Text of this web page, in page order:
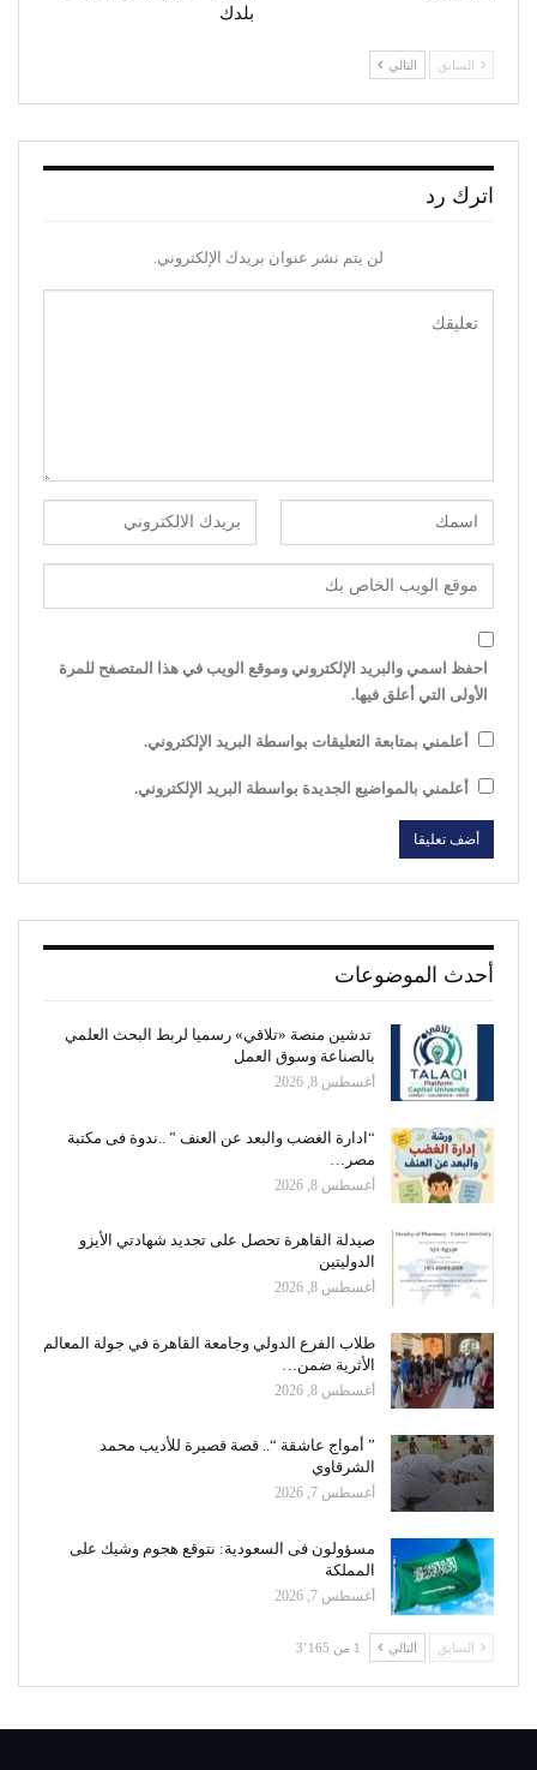
بلدك
السابق التالي
اترك رد
لن يتم نشر عنوان بريدك الإلكتروني.
احفظ اسمي والبريد الإلكتروني وموقع الويب في هذا المتصفح للمرة
الأولى التي أعلق فيها.
أعلمني بمتابعة التعليقات بواسطة البريد الإلكتروني.
أعلمني بالمواضيع الجديدة بواسطة البريد الإلكتروني.
أحدث الموضوعات
تدشين منصة «تلاقي» رسميا لربط البحث العلمي
بالصناعة وسوق العمل
أغسطس 8, 2026
“ادارة الغضب والبعد عن العنف ” ..ندوة فى مكتبة
مصر…
أغسطس 8, 2026
صيدلة القاهرة تحصل على تجديد شهادتي الأيزو
الدوليتين
أغسطس 8, 2026
طلاب الفرع الدولي وجامعة القاهرة في جولة المعالم
الأثرية ضمن…
أغسطس 8, 2026
” أمواج عاشقة “.. قصة قصيرة للأديب محمد
الشرقاوي
أغسطس 7, 2026
مسؤولون فى السعودية: نتوقع هجوم وشيك على
المملكة
أغسطس 7, 2026
السابق التالي 1 من 3٬165